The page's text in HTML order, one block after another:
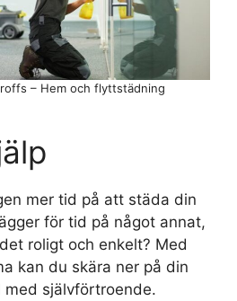
mer tid på att städa din
för tid på något annat,
roligt och enkelt? Med
kan du skära ner på din
självförtroende.
– Hem och flyttstädning